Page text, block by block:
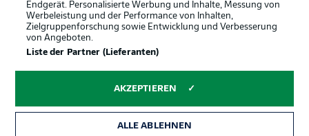
Broadcaster Kontakt
Jobs
Partner
Endgerät. Personalisierte Werbung und Inhalte, Messung von
Werbeleistung und der Performance von Inhalten,
Zielgruppenforschung sowie Entwicklung und Verbesserung
von Angeboten.
Liste der Partner (Lieferanten)
AKZEPTIEREN
ALLE ABLEHNEN